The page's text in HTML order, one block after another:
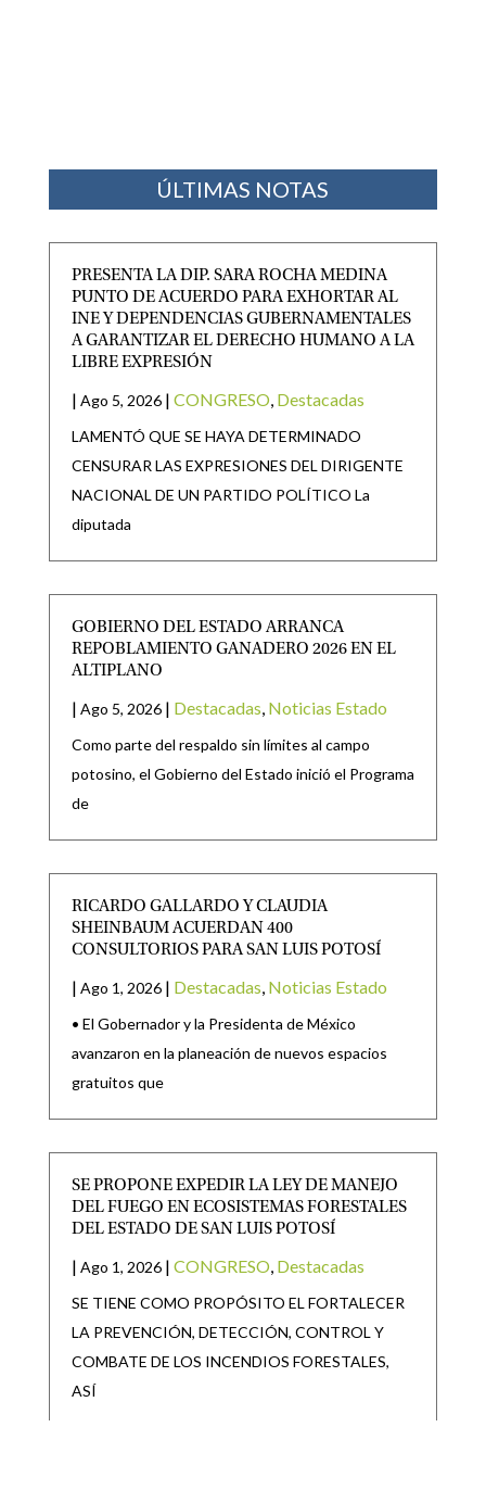
ÚLTIMAS NOTAS
PRESENTA LA DIP. SARA ROCHA MEDINA
PUNTO DE ACUERDO PARA EXHORTAR AL
INE Y DEPENDENCIAS GUBERNAMENTALES
A GARANTIZAR EL DERECHO HUMANO A LA
LIBRE EXPRESIÓN
| Ago 5, 2026 | CONGRESO, Destacadas
LAMENTÓ QUE SE HAYA DETERMINADO
CENSURAR LAS EXPRESIONES DEL DIRIGENTE
NACIONAL DE UN PARTIDO POLÍTICO La
diputada
GOBIERNO DEL ESTADO ARRANCA
REPOBLAMIENTO GANADERO 2026 EN EL
ALTIPLANO
| Ago 5, 2026 | Destacadas, Noticias Estado
Como parte del respaldo sin límites al campo
potosino, el Gobierno del Estado inició el Programa
de
RICARDO GALLARDO Y CLAUDIA
SHEINBAUM ACUERDAN 400
CONSULTORIOS PARA SAN LUIS POTOSÍ
| Ago 1, 2026 | Destacadas, Noticias Estado
• El Gobernador y la Presidenta de México
avanzaron en la planeación de nuevos espacios
gratuitos que
SE PROPONE EXPEDIR LA LEY DE MANEJO
DEL FUEGO EN ECOSISTEMAS FORESTALES
DEL ESTADO DE SAN LUIS POTOSÍ
| Ago 1, 2026 | CONGRESO, Destacadas
SE TIENE COMO PROPÓSITO EL FORTALECER
LA PREVENCIÓN, DETECCIÓN, CONTROL Y
COMBATE DE LOS INCENDIOS FORESTALES,
ASÍ